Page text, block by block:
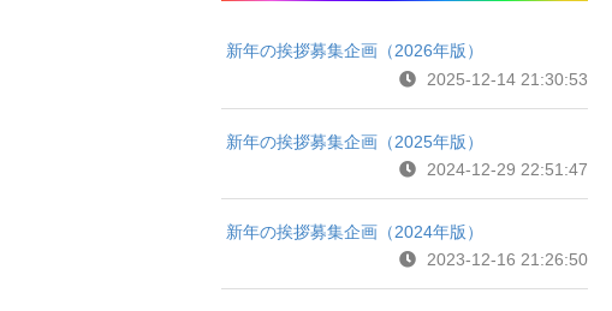
新年の挨拶募集企画（2026年版）
2025-12-14 21:30:53
新年の挨拶募集企画（2025年版）
2024-12-29 22:51:47
新年の挨拶募集企画（2024年版）
2023-12-16 21:26:50